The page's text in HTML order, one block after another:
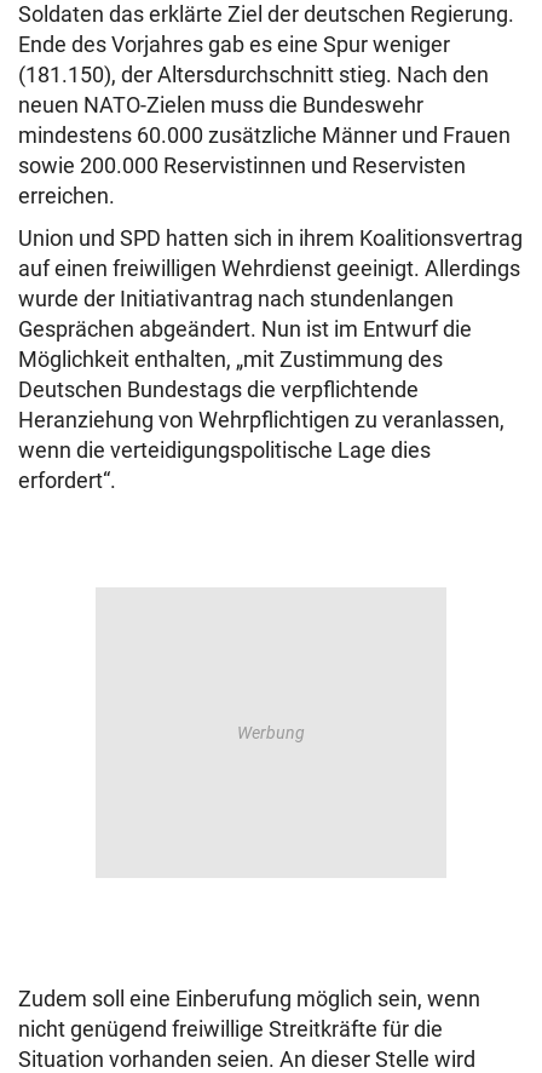
Soldaten das erklärte Ziel der deutschen Regierung.
Ende des Vorjahres gab es eine Spur weniger
(181.150), der Altersdurchschnitt stieg. Nach den
neuen NATO-Zielen muss die Bundeswehr
mindestens 60.000 zusätzliche Männer und Frauen
sowie 200.000 Reservistinnen und Reservisten
erreichen.
Union und SPD hatten sich in ihrem Koalitionsvertrag
auf einen freiwilligen Wehrdienst geeinigt. Allerdings
wurde der Initiativantrag nach stundenlangen
Gesprächen abgeändert. Nun ist im Entwurf die
Möglichkeit enthalten, „mit Zustimmung des
Deutschen Bundestags die verpflichtende
Heranziehung von Wehrpflichtigen zu veranlassen,
wenn die verteidigungspolitische Lage dies
erfordert“.
Zudem soll eine Einberufung möglich sein, wenn
nicht genügend freiwillige Streitkräfte für die
Situation vorhanden seien. An dieser Stelle wird